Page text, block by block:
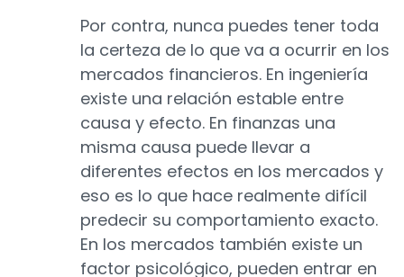
Por contra, nunca puedes tener toda
la certeza de lo que va a ocurrir en los
mercados financieros. En ingeniería
existe una relación estable entre
causa y efecto. En finanzas una
misma causa puede llevar a
diferentes efectos en los mercados y
eso es lo que hace realmente difícil
predecir su comportamiento exacto.
En los mercados también existe un
factor psicológico, pueden entrar en